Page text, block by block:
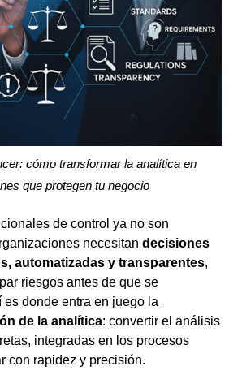
cómo transformar la analítica en
que protegen tu negocio
de control ya no son
necesitan decisiones
automatizadas y transparentes,
riesgos antes de que se
es donde entra en juego la
de la analítica: convertir el análisis
integradas en los procesos
con rapidez y precisión.